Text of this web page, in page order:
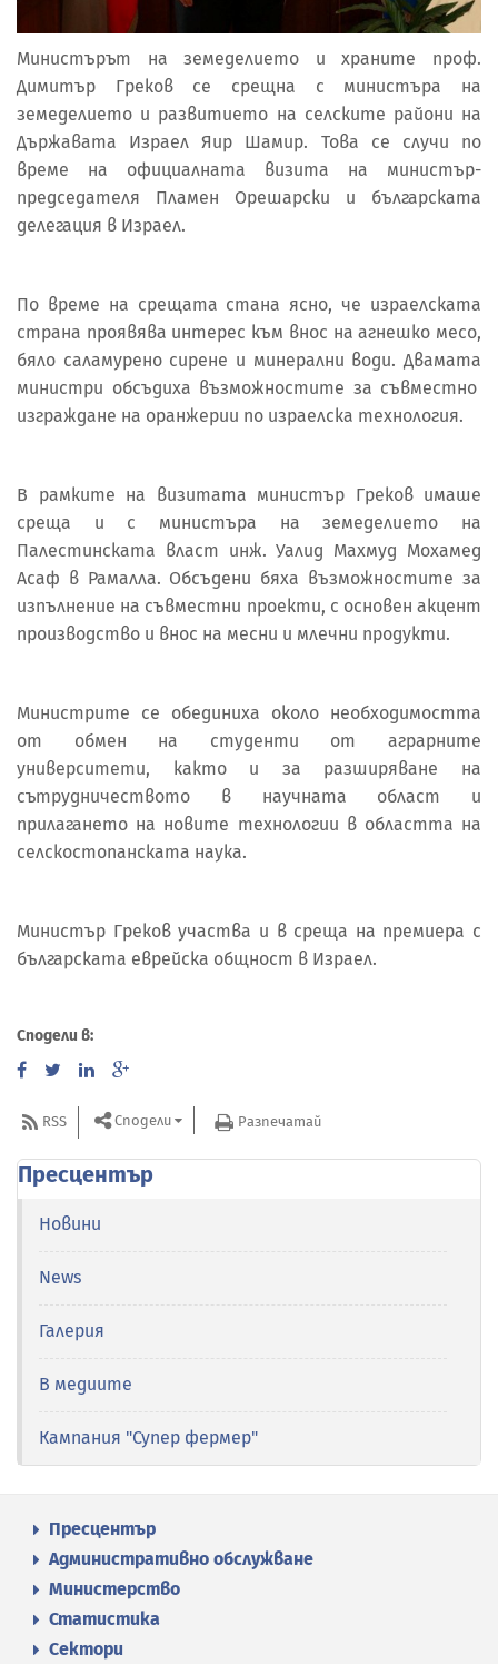
Министърът на земеделието и храните проф.
Димитър Греков се срещна с министъра на
земеделието и развитието на селските райони на
Държавата Израел Яир Шамир. Това се случи по
време на официалната визита на министър-
председателя Пламен Орешарски и българската
делегация в Израел.
По време на срещата стана ясно, че израелската
страна проявява интерес към внос на агнешко месо,
бяло саламурено сирене и минерални води. Двамата
министри обсъдиха възможностите за съвместно
изграждане на оранжерии по израелска технология.
В рамките на визитата министър Греков имаше
среща и с министъра на земеделието на
Палестинската власт инж. Уалид Махмуд Мохамед
Асаф в Рамалла. Обсъдени бяха възможностите за
изпълнение на съвместни проекти, с основен акцент
производство и внос на месни и млечни продукти.
Министрите се обединиха около необходимостта
от обмен на студенти от аграрните
университети, както и за разширяване на
сътрудничеството в научната област и
прилагането на новите технологии в областта на
селскостопанската наука.
Министър Греков участва и в среща на премиера с
българската еврейска общност в Израел.
Сподели в:
RSS Сподели Разпечатай
Пресцентър
Новини
News
Галерия
В медиите
Кампания "Супер фермер"
Пресцентър
Административно обслужване
Министерство
Статистика
Сектори